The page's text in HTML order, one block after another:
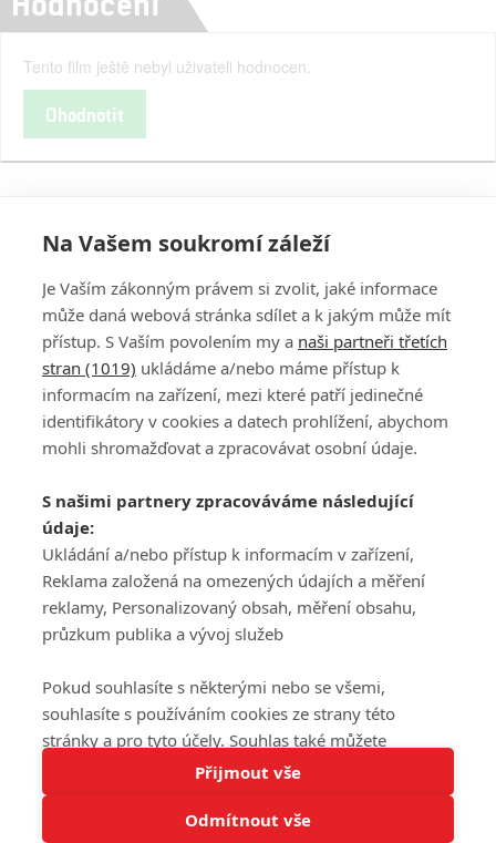
Tato stránka používá soubory cookies.
Tento film ještě nebyl uživateli hodnocen.
Ohodnotit
PŘIHLÁSIT
REGISTROVAT
DISKUZE
Šéfredaktorkou webu jePetr Slavík, e-mailserialy@fandimefilmu.cz
Máte-li zájem o inzerci na našem webu napište nám na e-mail
studio@koncal.com
Ochrana osobních údajů|Zásady používání cookies |Pravidla webu
Upravit nastavení soukromí
© 2016 – 2026 FandimeSerialum.cz / All rights reserved /
Na Vašem soukromí záleží
Je Vaším zákonným právem si zvolit, jaké informace
může daná webová stránka sdílet a k jakým může mít
přístup. S Vaším povolením my a naši partneři třetích
stran (1019) ukládáme a/nebo máme přístup k
informacím na zařízení, mezi které patří jedinečné
identifikátory v cookies a datech prohlížení, abychom
mohli shromažďovat a zpracovávat osobní údaje.
S našimi partnery zpracováváme následující
údaje:
Ukládání a/nebo přístup k informacím v zařízení,
Reklama založená na omezených údajích a měření
reklamy, Personalizovaný obsah, měření obsahu,
průzkum publika a vývoj služeb
Pokud souhlasíte s některými nebo se všemi,
souhlasíte s používáním cookies ze strany této
stránky a pro tyto účely. Souhlas také můžete
odmítnout, ale v takovém případě vám na stránce
nebudou k dispozici některé personalizované funkce.
Vaše volby souhlasu se budou vztahovat pouze na
Přijmout vše
Odmítnout vše